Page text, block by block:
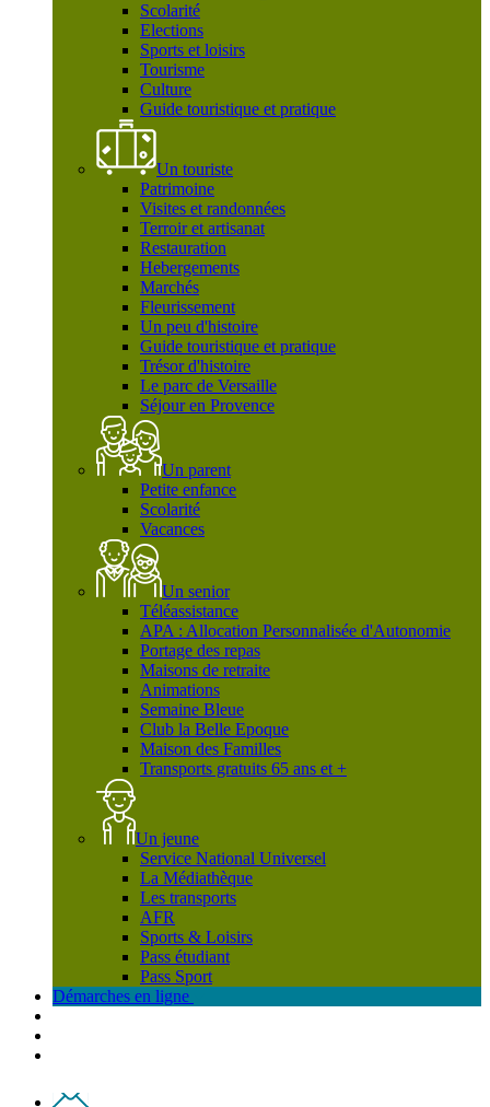
Scolarité
Elections
Sports et loisirs
Tourisme
Culture
Guide touristique et pratique
Un touriste
Patrimoine
Visites et randonnées
Terroir et artisanat
Restauration
Hebergements
Marchés
Fleurissement
Un peu d'histoire
Guide touristique et pratique
Trésor d'histoire
Le parc de Versaille
Séjour en Provence
Un parent
Petite enfance
Scolarité
Vacances
Un senior
Téléassistance
APA : Allocation Personnalisée d'Autonomie
Portage des repas
Maisons de retraite
Animations
Semaine Bleue
Club la Belle Epoque
Maison des Familles
Transports gratuits 65 ans et +
Un jeune
Service National Universel
La Médiathèque
Les transports
AFR
Sports & Loisirs
Pass étudiant
Pass Sport
Démarches en ligne
Contact